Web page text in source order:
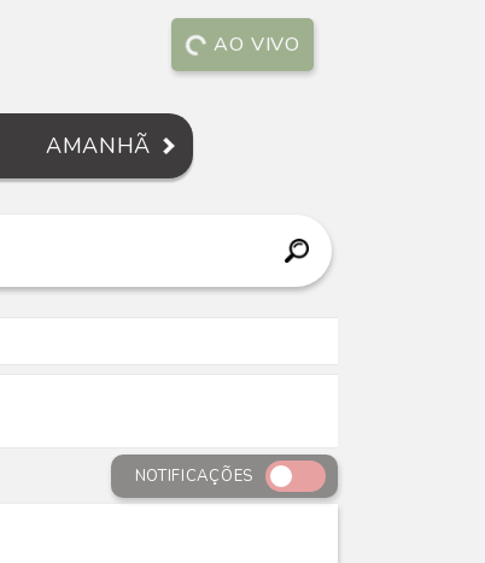
AO VIVO
AMANHÃ
NOTIFICAÇÕES